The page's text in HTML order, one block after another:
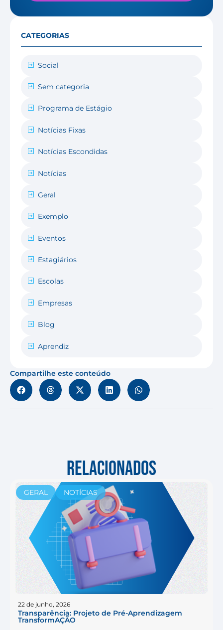
CATEGORIAS
Social
Sem categoria
Programa de Estágio
Notícias Fixas
Notícias Escondidas
Notícias
Geral
Exemplo
Eventos
Estagiários
Escolas
Empresas
Blog
Aprendiz
Compartilhe este conteúdo
RELACIONADOS
GERAL NOTÍCIAS
22 de junho, 2026
Transparência: Projeto de Pré-Aprendizagem
TransformAÇÃO